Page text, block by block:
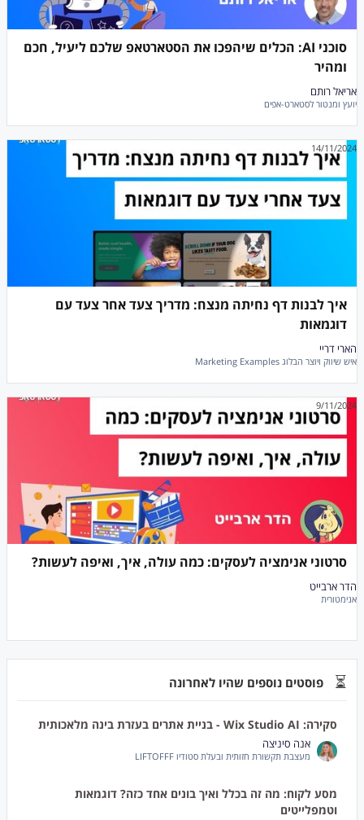
סוכני AI: הכלים שיהפכו את הסטארטאפ שלכם ליעיל, חכם
ומהיר
אריאל רותם
יועץ ומנטור לסטארט-אפים
איך לבנות דף נחיתה מנצח: מדריך צעד אחר צעד עם
דוגמאות
הארי דריי
איש שיווק ויוצר הבלוג Marketing Examples
14/11/2024
סרטוני אנימציה לעסקים: כמה עולה, איך, ואיפה לעשות?
הדר ארבייט
אנימטורית
9/11/2024
⏳ פוסטים נוספים שהיו לאחרונה
סקירה: Wix Studio AI - בניית אתרים בעזרת בינה מלאכותית
אנה סיניצה
מעצבת תקשורת חזותית ובעלת סטודיו LIFTOFFF
מסע לקוח: מה זה בכלל ואיך בונים אחד כזה? דוגמאות
וטמפלייטים